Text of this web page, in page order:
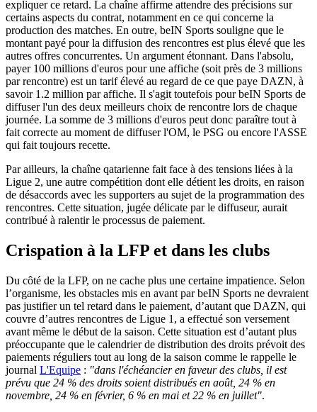
expliquer ce retard. La chaîne affirme attendre des précisions sur
certains aspects du contrat, notamment en ce qui concerne la
production des matches. En outre, beIN Sports souligne que le
montant payé pour la diffusion des rencontres est plus élevé que les
autres offres concurrentes. Un argument étonnant. Dans l'absolu,
payer 100 millions d'euros pour une affiche (soit près de 3 millions
par rencontre) est un tarif élevé au regard de ce que paye DAZN, à
savoir 1.2 million par affiche. Il s'agit toutefois pour beIN Sports de
diffuser l'un des deux meilleurs choix de rencontre lors de chaque
journée. La somme de 3 millions d'euros peut donc paraître tout à
fait correcte au moment de diffuser l'OM, le PSG ou encore l'ASSE
qui fait toujours recette.
Par ailleurs, la chaîne qatarienne fait face à des tensions liées à la
Ligue 2, une autre compétition dont elle détient les droits, en raison
de désaccords avec les supporters au sujet de la programmation des
rencontres. Cette situation, jugée délicate par le diffuseur, aurait
contribué à ralentir le processus de paiement.
Crispation à la LFP et dans les clubs
Du côté de la LFP, on ne cache plus une certaine impatience. Selon
l’organisme, les obstacles mis en avant par beIN Sports ne devraient
pas justifier un tel retard dans le paiement, d’autant que DAZN, qui
couvre d’autres rencontres de Ligue 1, a effectué son versement
avant même le début de la saison. Cette situation est d’autant plus
préoccupante que le calendrier de distribution des droits prévoit des
paiements réguliers tout au long de la saison comme le rappelle le
journal L'Equipe : "dans l'échéancier en faveur des clubs, il est
prévu que 24 % des droits soient distribués en août, 24 % en
novembre, 24 % en février, 6 % en mai et 22 % en juillet".